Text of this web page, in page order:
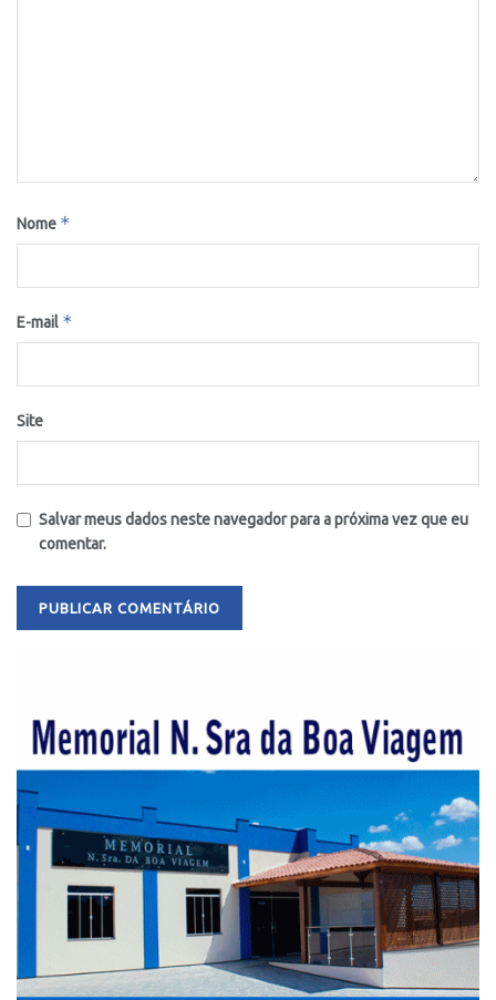
Nome *
E-mail *
Site
Salvar meus dados neste navegador para a próxima vez que eu
comentar.